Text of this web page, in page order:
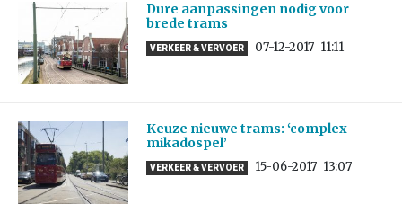
Dure aanpassingen nodig voor
brede trams
VERKEER & VERVOER 07-12-2017 11:11
Keuze nieuwe trams: ‘complex
mikadospel’
VERKEER & VERVOER 15-06-2017 13:07